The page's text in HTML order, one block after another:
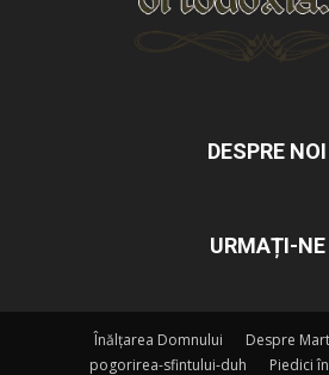
DESPRE NOI
URMAȚI-NE
Înălțarea Domnului
Despre
pogorirea-sfintului-duh
Piedici